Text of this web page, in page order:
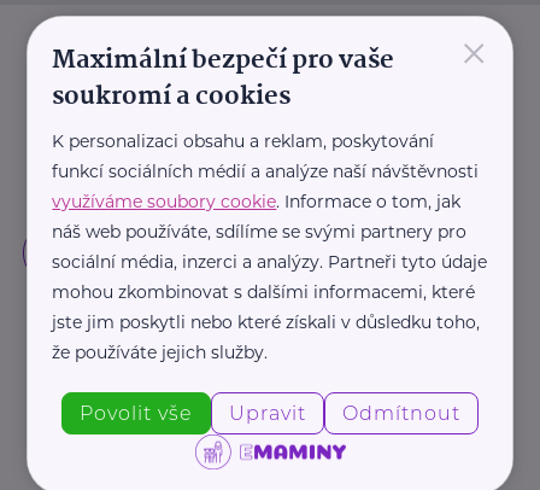
×
Maximální bezpečí pro vaše
soukromí a cookies
K personalizaci obsahu a reklam, poskytování
funkcí sociálních médií a analýze naší návštěvnosti
využíváme soubory cookie. Informace o tom, jak
náš web používáte, sdílíme se svými partnery pro
sociální média, inzerci a analýzy. Partneři tyto údaje
mohou zkombinovat s dalšími informacemi, které
jste jim poskytli nebo které získali v důsledku toho,
že používáte jejich služby.
Povolit vše Upravit Odmítnout